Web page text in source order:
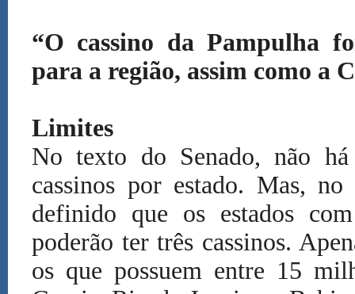
“O cassino da Pampulha
para a região, assim como a
Limites
No texto do Senado, não
cassinos por estado. Mas,
definido que os estados
poderão ter três cassinos.
os que possuem entre 15